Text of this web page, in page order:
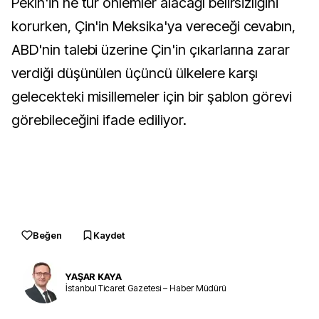
korurken, Çin'in Meksika'ya vereceği cevabın,
ABD'nin talebi üzerine Çin'in çıkarlarına zarar
verdiği düşünülen üçüncü ülkelere karşı
gelecekteki misillemeler için bir şablon görevi
görebileceğini ifade ediliyor.
Beğen Kaydet
YAŞAR KAYA
İstanbul Ticaret Gazetesi – Haber Müdürü